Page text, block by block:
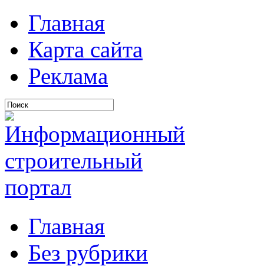
Главная
Карта сайта
Реклама
Главная
Без рубрики